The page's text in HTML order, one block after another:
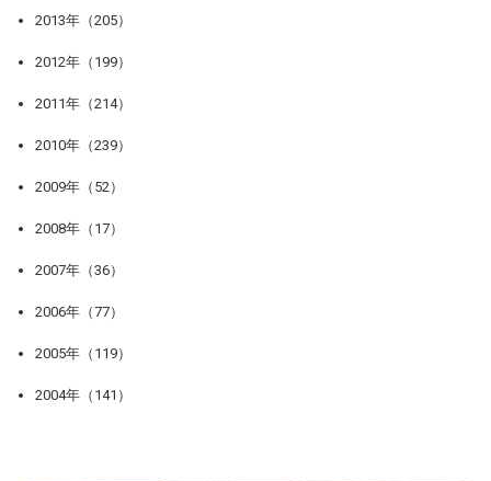
2013年（205）
2012年（199）
2011年（214）
2010年（239）
2009年（52）
2008年（17）
2007年（36）
2006年（77）
2005年（119）
2004年（141）